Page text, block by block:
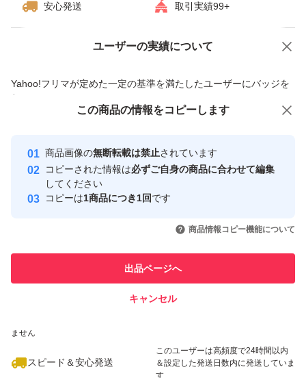
安心発送 取引実績99+
ユーザーの実績について
Yahoo!フリマが定めた一定の基準を満たしたユーザーにバッジを
付与しています
安心取引出品者
心・安全なユーザーです
取引実績
引を完了させた実績があります
での取引実績があります
ません
スピード＆安心発送
このユーザーは高頻度で24時間以内
＆設定した発送日数内に発送していま
す
価格の相談 商品への質問
この商品の情報をコピーします
商品画像の無断転載は禁止されています
コピーされた情報は必ずご自身の商品に合わせて編集
してください
コピーは1商品につき1回です
商品情報コピー機能について
出品ページへ
キャンセル
この商品をみている人にオススメ